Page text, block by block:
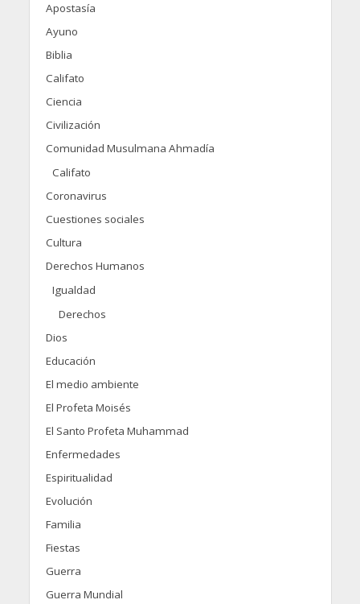
Apostasía
Ayuno
Biblia
Califato
Ciencia
Civilización
Comunidad Musulmana Ahmadía
Califato
Coronavirus
Cuestiones sociales
Cultura
Derechos Humanos
Igualdad
Derechos
Dios
Educación
El medio ambiente
El Profeta Moisés
El Santo Profeta Muhammad
Enfermedades
Espiritualidad
Evolución
Familia
Fiestas
Guerra
Guerra Mundial